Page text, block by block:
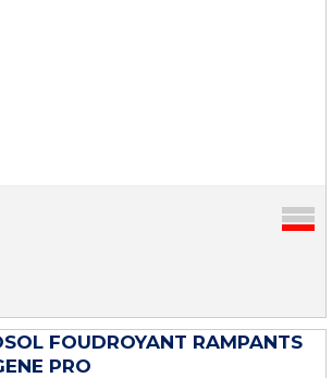
FOUDROYANT RAMPANTS
PRO